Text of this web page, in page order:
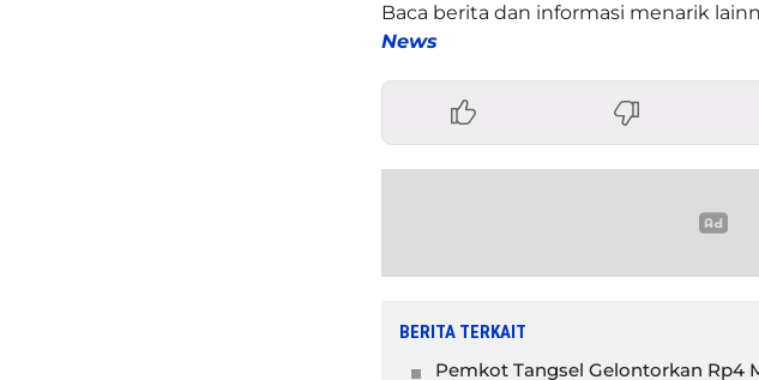
Baca berita dan informasi menarik
News
BERITA TERKAIT
Pemkot Tangsel Gelontorkan Rp4